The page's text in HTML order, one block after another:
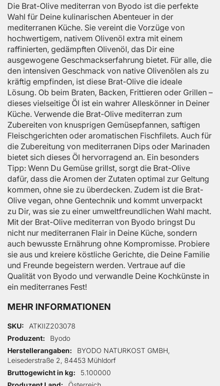
Die Brat-Olive mediterran von Byodo ist die perfekte
Wahl für Deine kulinarischen Abenteuer in der
mediterranen Küche. Sie vereint die Vorzüge von
hochwertigem, nativem Olivenöl extra mit einem
raffinierten, gedämpften Olivenöl, das Dir eine
ausgewogene Geschmackserfahrung bietet. Für alle, die
den intensiven Geschmack von native Olivenölen als zu
kräftig empfinden, ist diese Brat-Olive die ideale
Lösung. Ob beim Braten, Backen, Frittieren oder Grillen –
dieses vielseitige Öl ist ein wahrer Alleskönner in Deiner
Küche. Verwende die Brat-Olive mediterran zum
Zubereiten von knusprigen Gemüsepfannen, saftigen
Fleischgerichten oder aromatischen Fischfilets. Auch für
die Zubereitung von mediterranen Dips oder Marinaden
bietet sich dieses Öl hervorragend an. Ein besonders
Tipp: Wenn Du Gemüse grillst, sorgt die Brat-Olive
dafür, dass die Aromen der Zutaten optimal zur Geltung
kommen, ohne sie zu überdecken. Zudem ist die Brat-
Olive vegan, ohne Gentechnik und kommt unverpackt
zu Dir, was sie zu einer umweltfreundlichen Wahl macht.
Mit der Brat-Olive mediterran von Byodo bringst Du
nicht nur mediterranen Flair in Deine Küche, sondern
auch bewusste Ernährung ohne Kompromisse. Probiere
sie aus und kreiere köstliche Gerichte, die Deine Familie
und Freunde begeistern werden. Vertraue auf die
Qualität von Byodo und verwandle Deine Kochkünste in
ein mediterranes Fest!
MEHR INFORMATIONEN
Mehr Informationen
SKU
ATKIIZ203078
Produzent
Byodo
Herstellerangaben
BYODO NATURKOST GMBH,
Leisederstraße 2, 84453 Mühldorf
Bruttogewicht in kg
5.100000
Produzent Land